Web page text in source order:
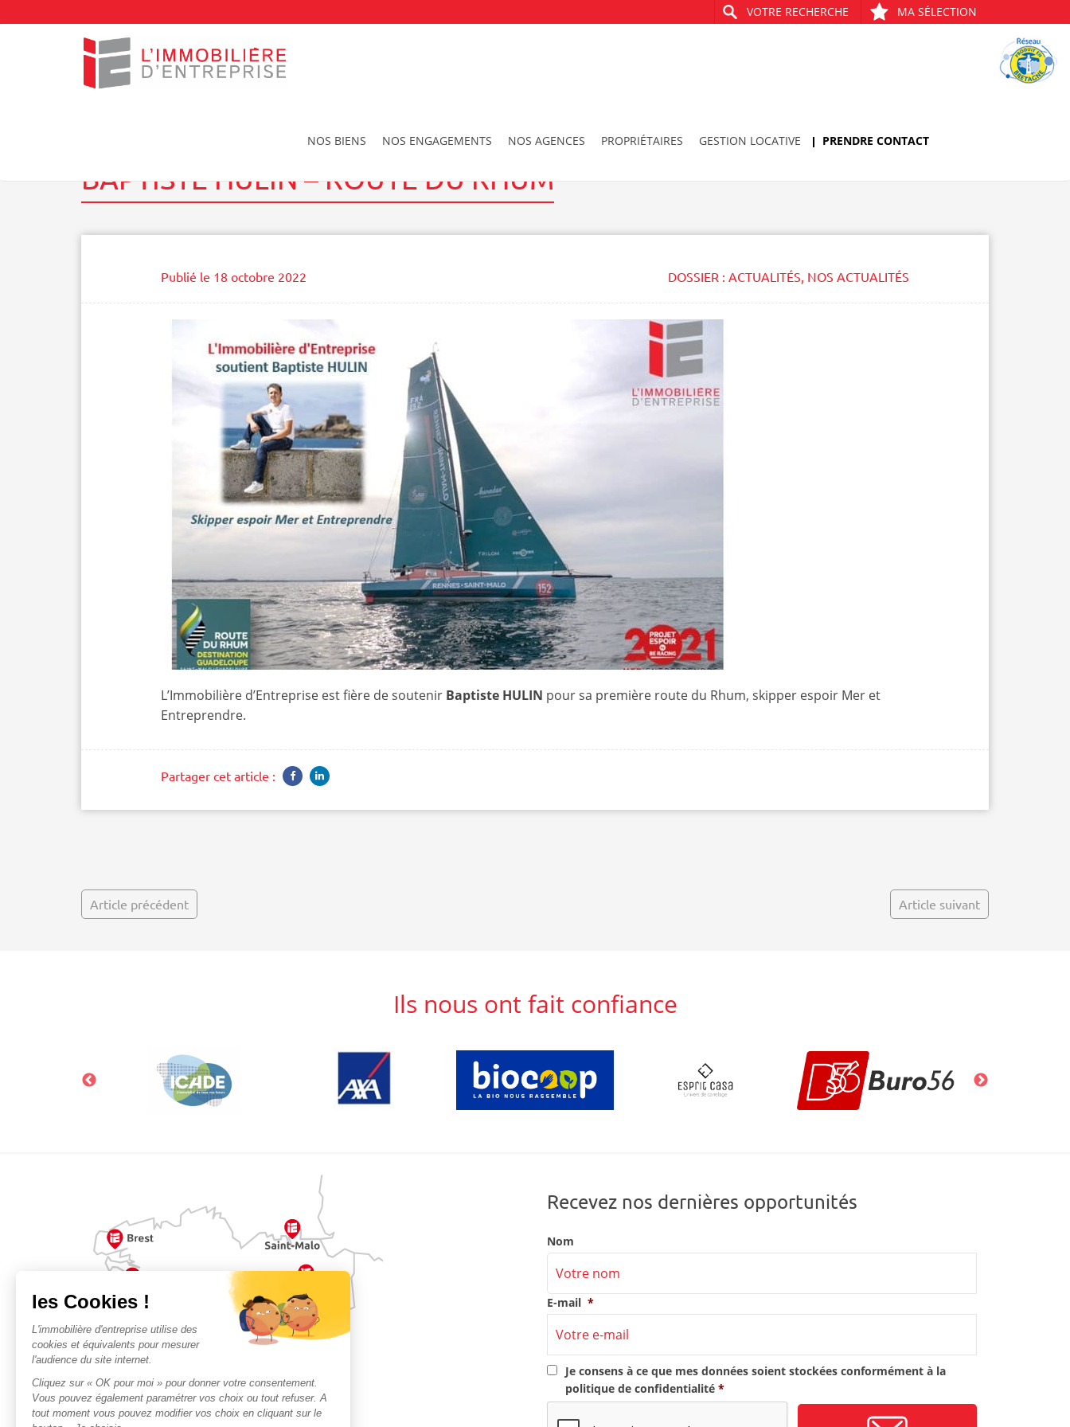
VOTRE RECHERCHE MA SÉLECTION
NOS BIENS NOS ENGAGEMENTS NOS AGENCES PROPRIÉTAIRES GESTION LOCATIVE PRENDRE CONTACT
BAPTISTE HULIN – ROUTE DU RHUM
Publié le 18 octobre 2022 DOSSIER : ACTUALITÉS, NOS ACTUALITÉS
L’Immobilière d’Entreprise est fière de soutenir Baptiste HULIN pour sa première route du Rhum, skipper espoir Mer et
Entreprendre.
Partager cet article :
Article précédent Article suivant
Ils nous ont fait confiance
Recevez nos dernières opportunités
Nom
E-mail *
RGPD
Je consens à ce que mes données soient stockées conformément à la
politique de confidentialité *
CAPTCHA